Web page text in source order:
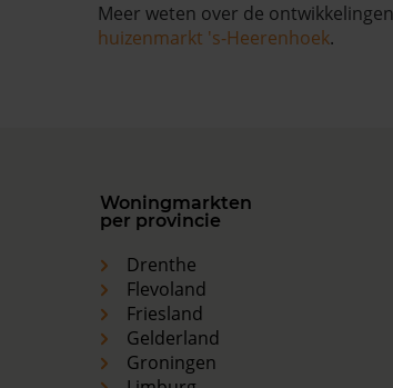
Meer weten over de
huizenmarkt 's-Heerenhoek.
Woningmarkten
per provincie
Drenthe
Flevoland
Friesland
Gelderland
Groningen